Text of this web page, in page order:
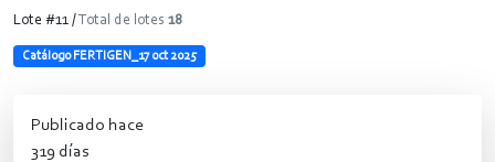
Lote #11 /Total de lotes 18
Catálogo FERTIGEN_17 oct 2025
Publicado hace
319 días